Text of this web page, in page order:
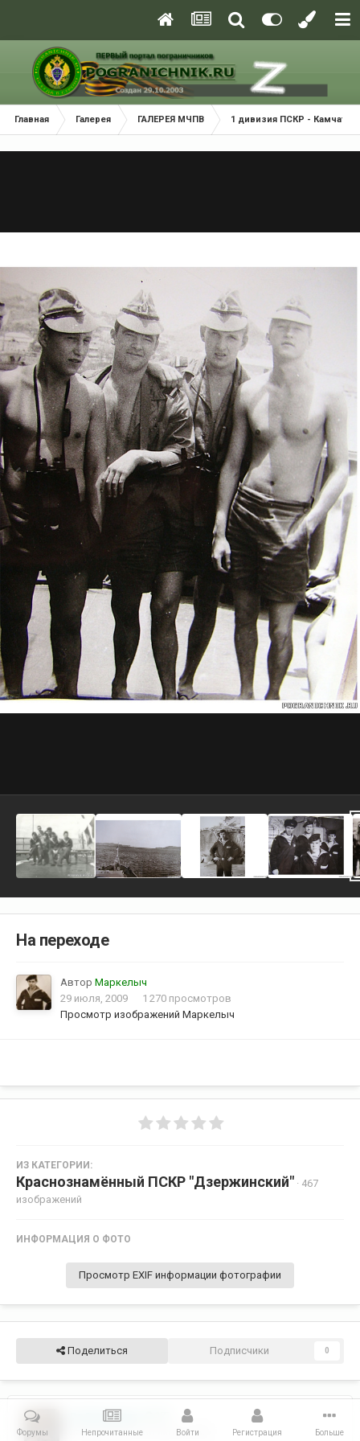
Главная Галерея ГАЛЕРЕЯ МЧПВ 1 дивизия ПСКР - Камчатка
На переходе
Автор Маркелыч
29 июля, 2009
1 270 просмотров
Просмотр изображений Маркелыч
ИЗ КАТЕГОРИИ:
Краснознамённый ПСКР "Дзержинский" · 467
изображений
ИНФОРМАЦИЯ О ФОТО
Просмотр EXIF информации фотографии
Поделиться Подписчики 0
Дз Владимир
Опубликовано 30 июля, 2009
Форумы Непрочитанные Войти Регистрация Больше